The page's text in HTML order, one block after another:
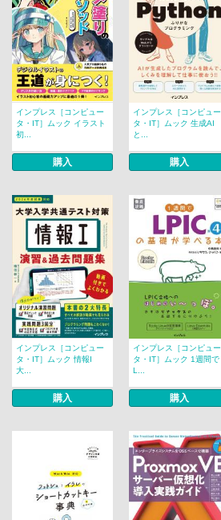
インプレス［コンピュー
タ・IT］ムック イラスト
初...
購入
インプレス［コンピュー
タ・IT］ムック 生成AI
と...
購入
インプレス［コンピュー
タ・IT］ムック 情報I
大...
購入
インプレス［コンピュー
タ・IT］ムック 1週間で
L...
購入